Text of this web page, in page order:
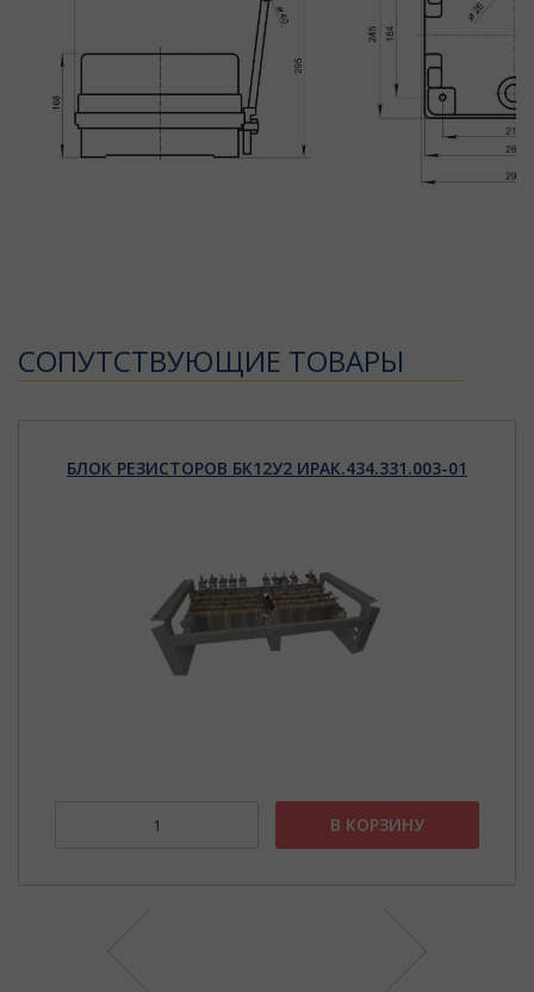
CОПУТСТВУЮЩИЕ ТОВАРЫ
БЛОК РЕЗИСТОРОВ БК12У2 ИРАК.434.331.003-01
В КОРЗИНУ